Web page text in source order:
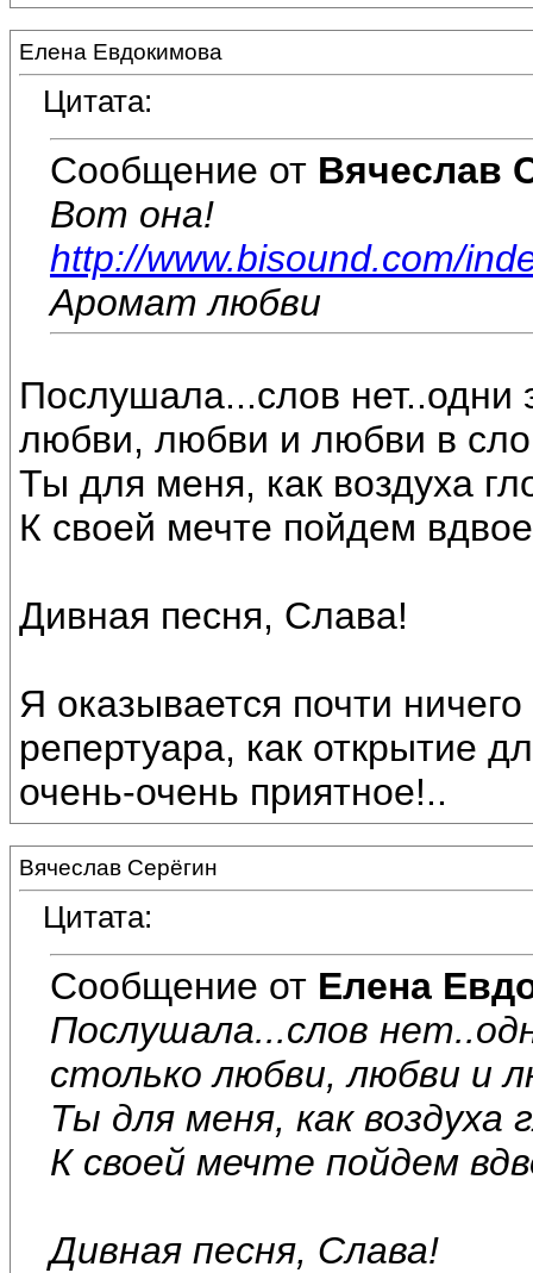
Елена Евдокимова
Цитата:
Сообщение от Вячеслав
Вот она!
http://www.bisound.com/
Аромат любви
Послушала...слов нет..одни
любви, любви и любви в
Ты для меня, как воздуха
К своей мечте пойдем
Дивная песня, Слава!
Я оказывается почти
репертуара, как открытие
очень-очень приятное!..
Вячеслав Серёгин
Цитата:
Сообщение от Елена
Послушала...слов
столько любви, любви и
Ты для меня, как воздуха
К своей мечте пойдем
Дивная песня, Слава!